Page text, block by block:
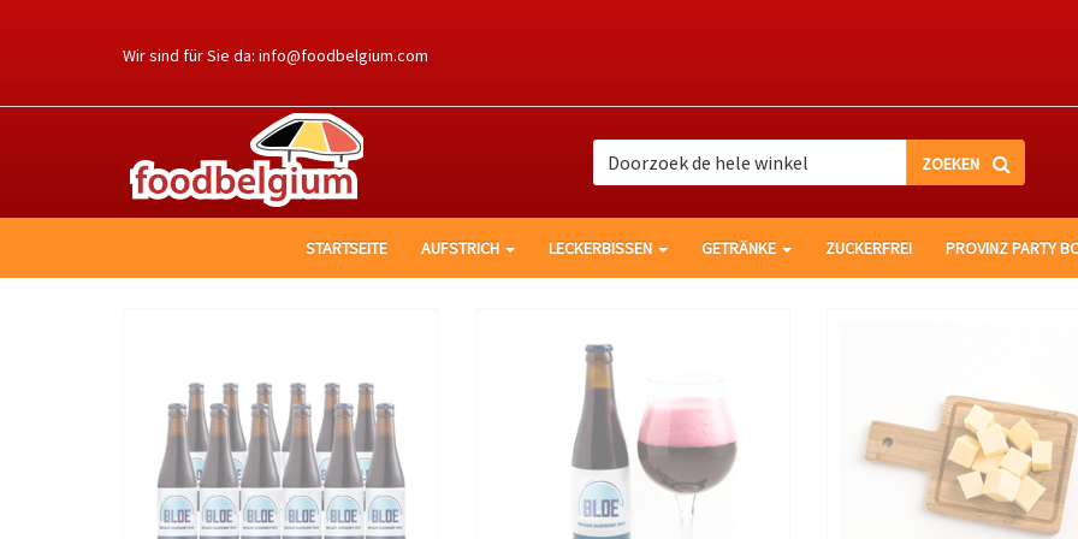
de
Wir sind für Sie da: info@foodbelgium.com
Suche
Suche
STARTSEITE AUFSTRICH LECKERBISSEN GETRÄNKE ZUCKERFREI PROVINZ PARTY